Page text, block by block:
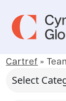
Cartref »